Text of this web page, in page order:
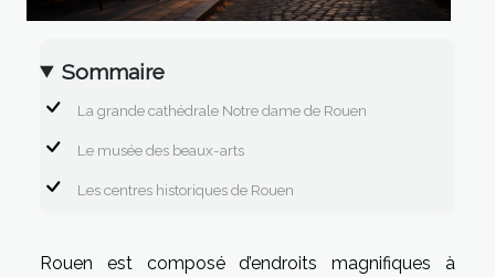
Sommaire
La grande cathédrale Notre dame de Rouen
Le musée des beaux-arts
Les centres historiques de Rouen
Rouen est composé d’endroits magnifiques à